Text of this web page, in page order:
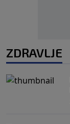
ZDRAVLJE